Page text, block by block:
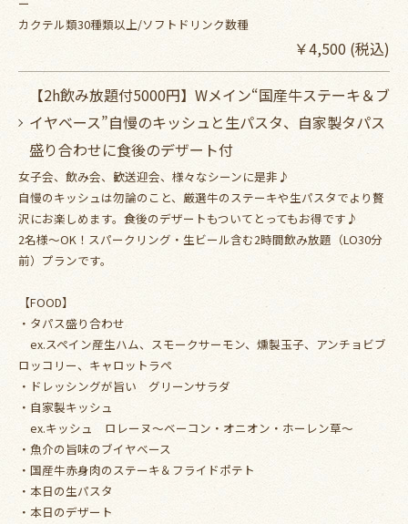
カクテル類30種類以上/ソフトドリンク数種
￥4,500 (税込)
【2h飲み放題付5000円】Wメイン“国産牛ステーキ＆ブ
イヤベース”自慢のキッシュと生パスタ、自家製タパス
盛り合わせに食後のデザート付
女子会、飲み会、歓送迎会、様々なシーンに是非♪
自慢のキッシュは勿論のこと、厳選牛のステーキや生パスタでより贅
沢にお楽しめます。食後のデザートもついてとってもお得です♪
2名様～OK！スパークリング・生ビール含む2時間飲み放題（LO30分
前）プランです。
【FOOD】
・タパス盛り合わせ
ex.スペイン産生ハム、スモークサーモン、燻製玉子、アンチョビブ
ロッコリー、キャロットラペ
・ドレッシングが旨い グリーンサラダ
・自家製キッシュ
ex.キッシュ ロレーヌ～ベーコン・オニオン・ホーレン草～
・魚介の旨味のブイヤベース
・国産牛赤身肉のステーキ＆フライドポテト
・本日の生パスタ
・本日のデザート